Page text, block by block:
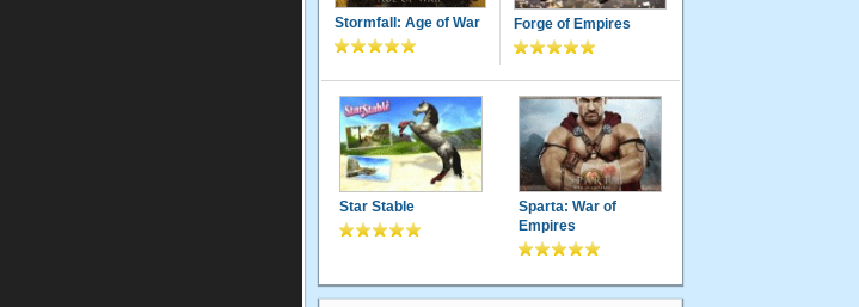
Stormfall: Age of War Forge of Empires
Star Stable
Sparta: War of
Empires